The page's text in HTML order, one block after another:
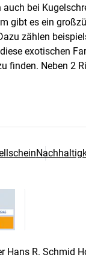
bei
gibt es ein
zählen
exotischen
Neben 2
Hans R. Schmid